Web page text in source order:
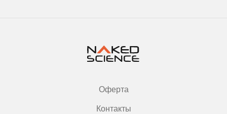
Оферта
Контакты